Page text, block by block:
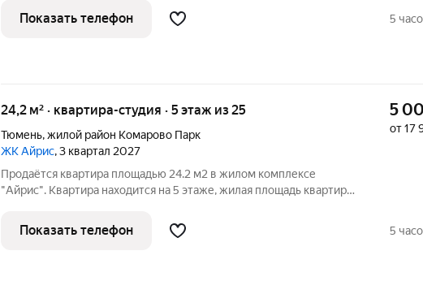
Ватутина» расположен в районе с уже развитой социальной
инфраструктурой.
Показать телефон 5
24,2 м² · квартира-студия · 5 этаж из 25
Тюмень,жилой район Комарово Парк
ЖК Айрис, 3 квартал 2027
Продаётся квартира площадью 24.2 м2 в жилом комплексе
"Айрис". Квартира находится на 5 этаже, жилая площадь квартиры
Смарт-квартал для активной и комфортной жизни «Айрис»
расположен в
5
от 17
Показать телефон 5